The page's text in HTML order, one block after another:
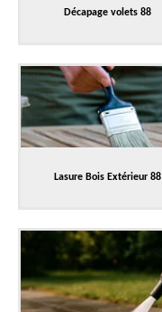
Décapage volets 88
Lasure Bois Extérieur 88